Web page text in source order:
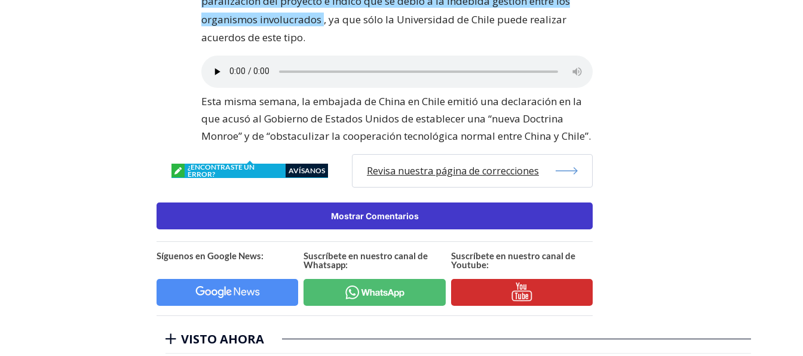
organismos involucrados , ya que sólo la Universidad de Chile puede realizar
acuerdos de este tipo.
Esta misma semana, la embajada de China en Chile emitió una declaración en la
que acusó al Gobierno de Estados Unidos de establecer una “nueva Doctrina
Monroe” y de “obstaculizar la cooperación tecnológica normal entre China y Chile”.
¿ENCONTRASTE UN
ERROR?
AVÍSANOS Revisa nuestra página de correcciones
Mostrar Comentarios
Síguenos en Google News:
Suscríbete en nuestro canal de
Whatsapp:
Suscríbete en nuestro canal de
Youtube:
VISTO AHORA